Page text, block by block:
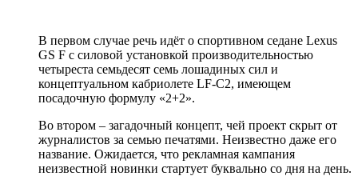
В первом случае речь идёт о спортивном седане Lexus
GS F с силовой установкой производительностью
четыреста семьдесят семь лошадиных сил и
концептуальном кабриолете LF-C2, имеющем
посадочную формулу «2+2».
Во втором – загадочный концепт, чей проект скрыт от
журналистов за семью печатями. Неизвестно даже его
название. Ожидается, что рекламная кампания
неизвестной новинки стартует буквально со дня на день.